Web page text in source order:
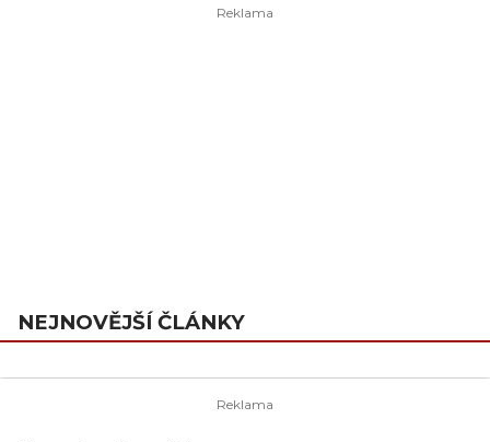
NEJNOVĚJŠÍ ČLÁNKY